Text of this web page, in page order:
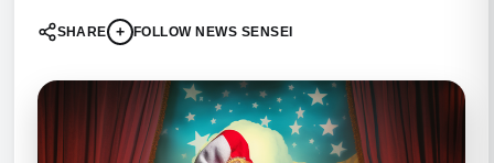
SHARE + FOLLOW NEWS SENSEI